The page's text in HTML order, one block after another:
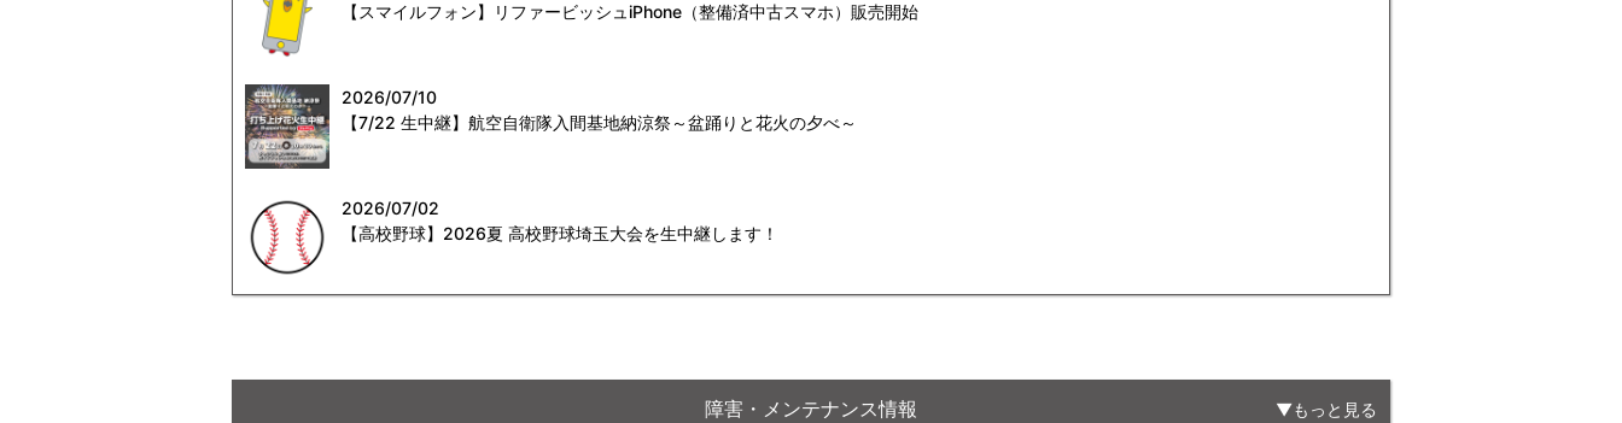
【スマイルフォン】リファービッシュiPhone（整備済中古スマホ）販売開始
2026/07/10
【7/22 生中継】航空自衛隊入間基地納涼祭～盆踊りと花火の夕べ～
2026/07/02
【高校野球】2026夏 高校野球埼玉大会を生中継します！
障害・メンテナンス情報 もっと見る